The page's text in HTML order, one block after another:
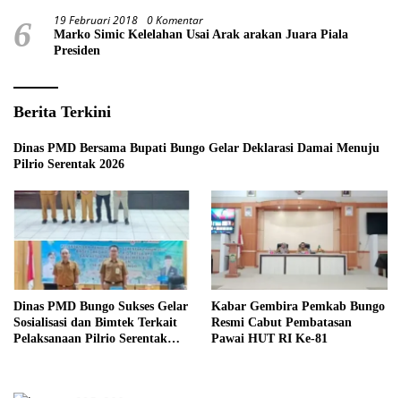
6 19 Februari 2018 0 Komentar
Marko Simic Kelelahan Usai Arak arakan Juara Piala
Presiden
Berita Terkini
Dinas PMD Bersama Bupati Bungo Gelar Deklarasi Damai Menuju
Pilrio Serentak 2026
Dinas PMD Bungo Sukses Gelar
Sosialisasi dan Bimtek Terkait
Pelaksanaan Pilrio Serentak
Kabar Gembira Pemkab Bungo
Resmi Cabut Pembatasan
Pawai HUT RI Ke-81